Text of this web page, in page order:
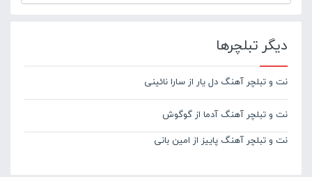
دیگر تبلچرها
نت و تبلچر آهنگ دل یار از سارا نائینی
نت و تبلچر آهنگ آدما از گوگوش
نت و تبلچر آهنگ پاییز از امین بانی